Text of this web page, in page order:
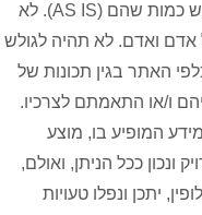
התכנים באתר ניתנים לשימוש כמות שהם (AS IS). לא
אדם ואדם. לא תהיה לגולש
האתר בגין תכונות של
ו/או התאמתם לצרכיו.
המופיע בו, מוצע
ונכון ככל הניתן, ואולם,
יתכן ונפלו טעויות